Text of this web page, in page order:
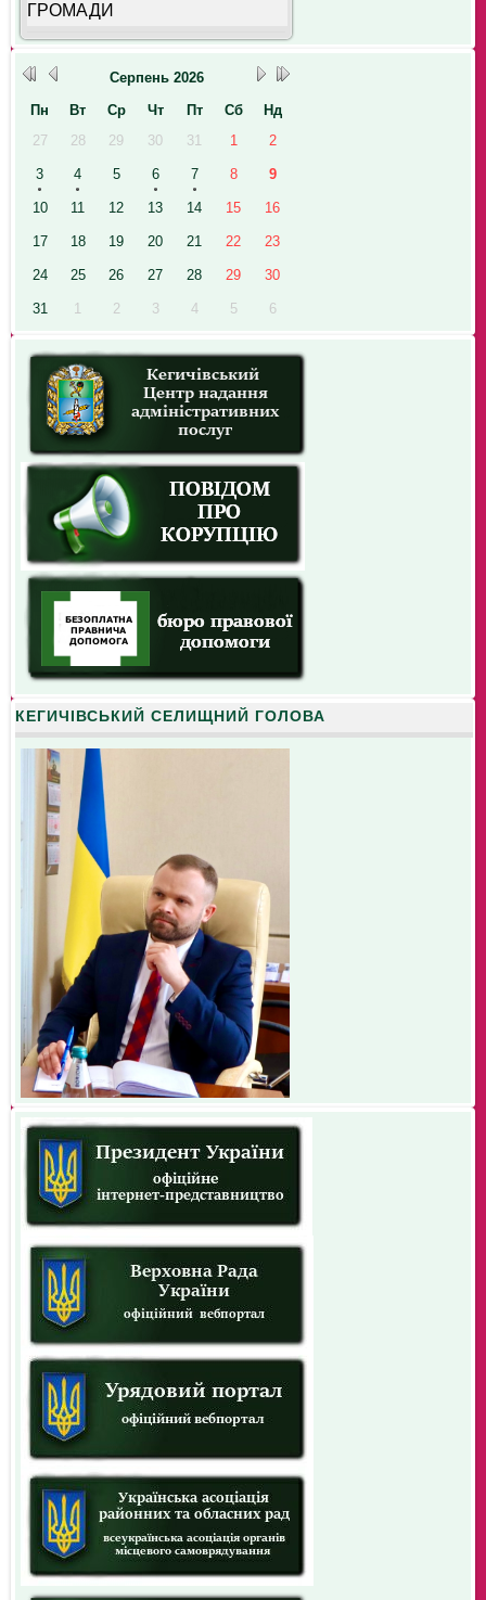
ГРОМАДИ
Серпень 2026
Пн
Вт Ср Чт Пт Сб
Нд
27
28 29 30 31 1 2
3 4 5 6 7 8 9
10 11 12 13 14 15 16
17 18 19 20 21 22 23
24 25 26 27 28 29 30
31 1 2 3 4 5 6
КЕГИЧІВСЬКИЙ СЕЛИЩНИЙ ГОЛОВА